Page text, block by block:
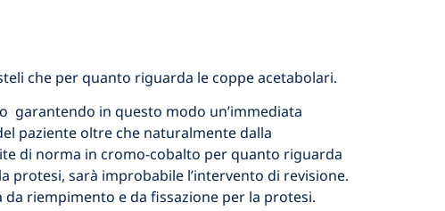
che per quanto riguarda le coppe acetabolari.
garantendo in questo modo un’immediata
paziente oltre che naturalmente dalla
di norma in cromo-cobalto per quanto riguarda
protesi, sarà improbabile l’intervento di revisione.
riempimento e da fissazione per la protesi.